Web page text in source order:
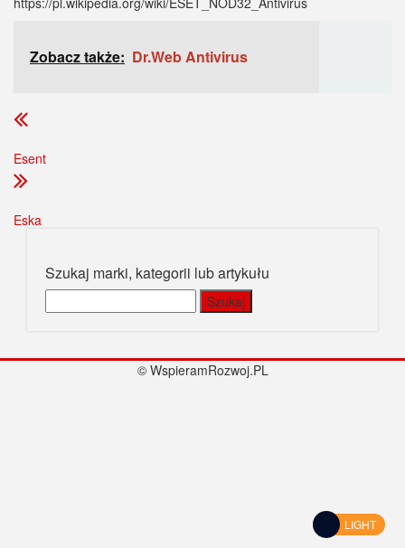
Zobacz także: Dr.Web Antivirus
Esent
Eska
Szukaj marki, kategorii lub artykułu
© WspieramRozwoj.PL
LIGHT